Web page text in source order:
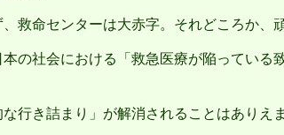
命センターは大赤字。それどころか、
の社会における「救急医療が陥ってい
行き詰まり」が解消されることはありえま